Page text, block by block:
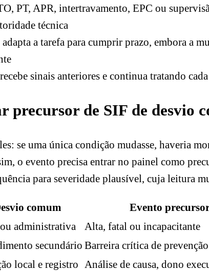
PT, APR, intertravamento, EPC ou
técnica
a tarefa para cumprir prazo, embora a
sinais anteriores e continua tratando
precursor de SIF de desvio
se uma única condição mudasse, haveria
o evento precisa entrar no painel como
para severidade plausível, cuja leitura
comum
Evento
administrativa
Alta, fatal ou incapacitante
secundário Barreira crítica de
local e registro
Análise de causa, dono